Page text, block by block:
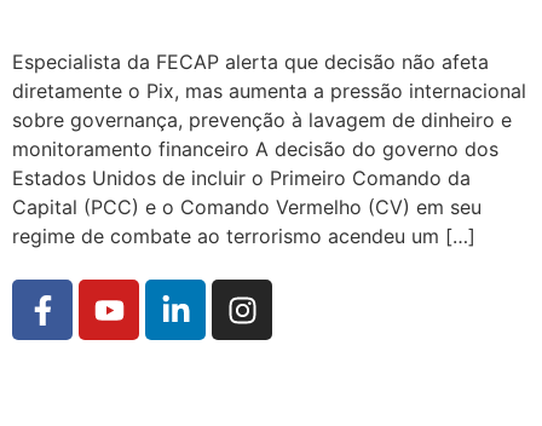
Especialista da FECAP alerta que decisão não afeta
diretamente o Pix, mas aumenta a pressão internacional
sobre governança, prevenção à lavagem de dinheiro e
monitoramento financeiro A decisão do governo dos
Estados Unidos de incluir o Primeiro Comando da
Capital (PCC) e o Comando Vermelho (CV) em seu
regime de combate ao terrorismo acendeu um […]